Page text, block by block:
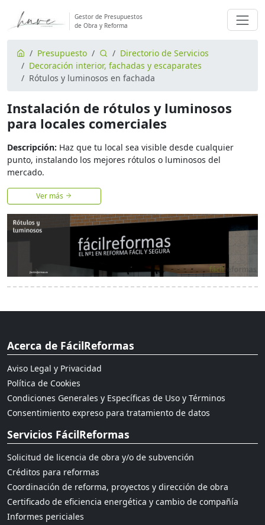
Gestor de Presupuestos
de Obra y Reforma
Presupuesto
Directorio de Servicios
Decoración interior, fachadas y escaparates
Rótulos y luminosos en fachada
Instalación de rótulos y luminosos
para locales comerciales
Descripción: Haz que tu local sea visible desde cualquier
punto, instalando los mejores rótulos o luminosos del
mercado.
Ver más
Acerca de FácilReformas
Aviso Legal y Privacidad
Política de Cookies
Condiciones Generales y Específicas de Uso y Términos
Consentimiento expreso para tratamiento de datos
Servicios FácilReformas
Solicitud de licencia de obra y/o de subvención
Créditos para reformas
Coordinación de reforma, proyectos y dirección de obra
Certificado de eficiencia energética y cambio de compañía
Informes periciales